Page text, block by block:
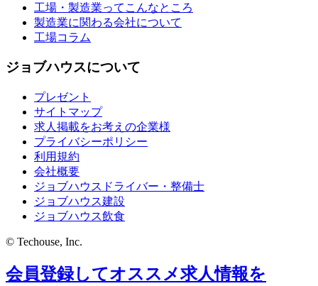
工場・製造業ってこんなところ
製造業に関わる会社について
工場コラム
ジョブハウスについて
プレゼント
サイトマップ
求人掲載をお考えの企業様
プライバシーポリシー
利用規約
会社概要
ジョブハウスドライバー・整備士
ジョブハウス建設
ジョブハウス飲食
© Techouse, Inc.
会員登録してオススメ求人情報を